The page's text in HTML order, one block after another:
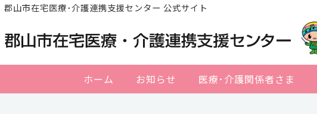
郡山市在宅医療･介護連携支援センター 公式サイト
ホーム お知らせ 医療･介護関係者さま